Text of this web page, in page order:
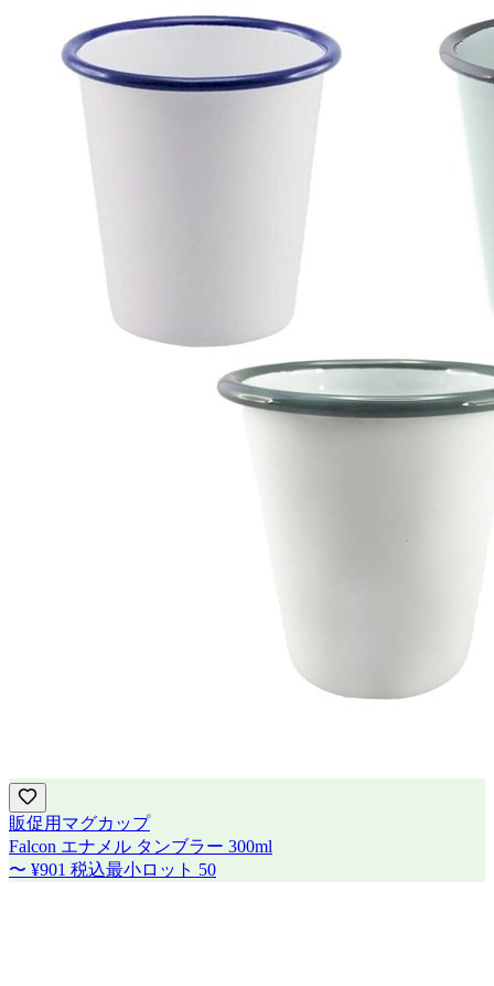
販促用マグカップ
Falcon エナメル タンブラー 300ml
〜 ¥901 税込最小ロット 50